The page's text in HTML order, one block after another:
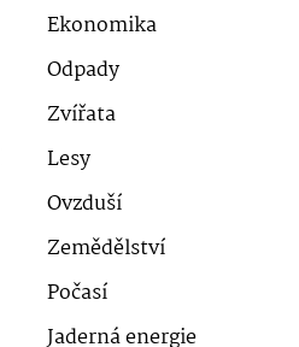
Ekonomika
Odpady
Zvířata
Lesy
Ovzduší
Zemědělství
Počasí
Jaderná energie